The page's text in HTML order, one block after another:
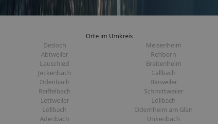
Orte im Umkreis
Desloch
Meisenheim
Abtweiler
Rehborn
Lauschied
Breitenheim
Jeckenbach
Callbach
Odenbach
Bärweiler
Reiffelbach
Schmittweiler
Lettweiler
Löllbach
Löllbach
Odernheim am Glan
Adenbach
Unkenbach